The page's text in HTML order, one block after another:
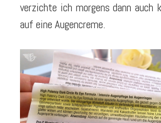
verzichte ich morgens dann auch
auf eine Augencreme.